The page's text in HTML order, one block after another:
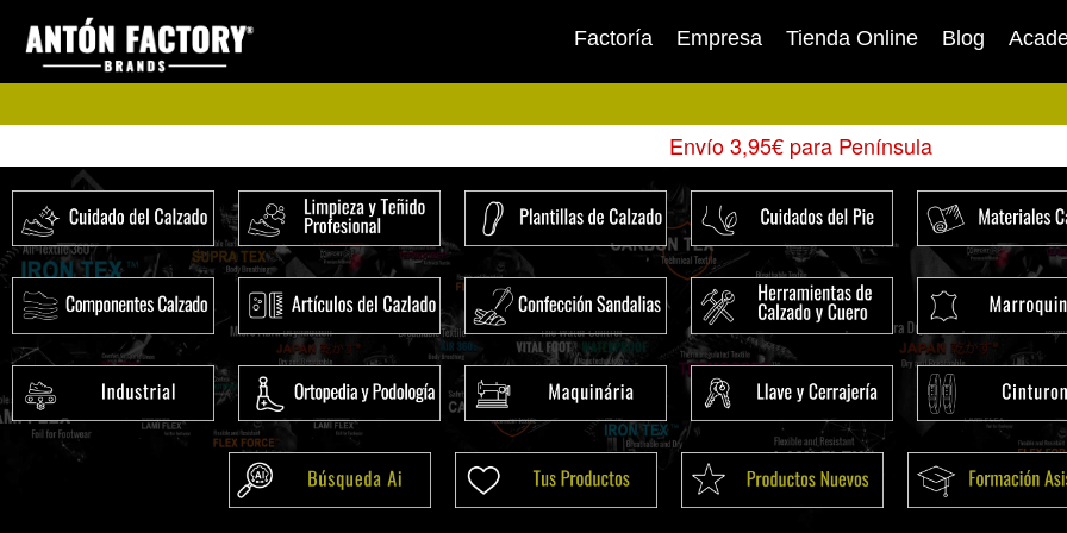
contenido
Factoría Empresa Tienda Online Blog
Envío 3,95€ para Península